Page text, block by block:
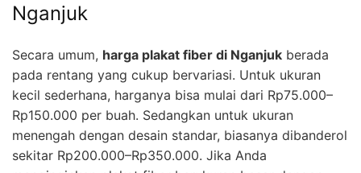
Nganjuk
Secara umum, harga plakat fiber di Nganjuk berada
pada rentang yang cukup bervariasi. Untuk ukuran
kecil sederhana, harganya bisa mulai dari Rp75.000–
Rp150.000 per buah. Sedangkan untuk ukuran
menengah dengan desain standar, biasanya dibanderol
sekitar Rp200.000–Rp350.000. Jika Anda